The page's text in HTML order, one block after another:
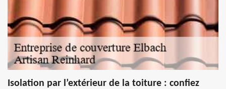
Isolation par l’extérieur de la toiture : confiez